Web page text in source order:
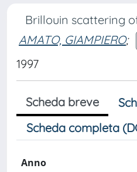
Brillouin scattering
AMATO, GIAMPIERO;
1997
Scheda breve
Scheda completa
Anno